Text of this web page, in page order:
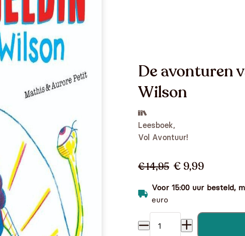
De avonturen
Wilson
Leesboek,
Vol Avontuur!
€ 14,95 € 9,99
Voor 15:00 uur besteld,
euro
De avonturen van